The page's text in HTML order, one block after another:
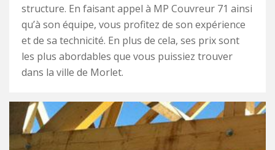
structure. En faisant appel à MP Couvreur 71 ainsi
qu’à son équipe, vous profitez de son expérience
et de sa technicité. En plus de cela, ses prix sont
les plus abordables que vous puissiez trouver
dans la ville de Morlet.